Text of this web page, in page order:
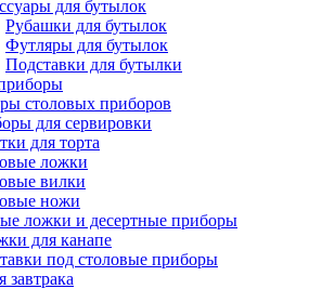
для бутылок
Рубашки для бутылок
Футляры для бутылок
Подставки для бутылки
столовых приборов
для сервировки
для торта
ложки
вилки
ножи
ложки и десертные приборы
для канапе
под столовые приборы